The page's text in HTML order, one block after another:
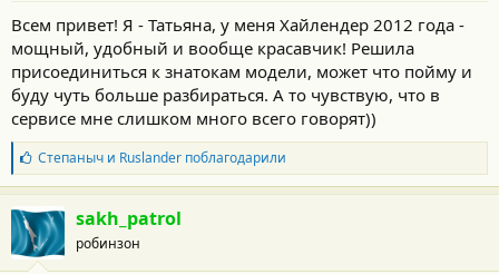
м
ы
а
л
а
Всем привет! Я - Татьяна, у меня Хайлендер 2012 года -
мощный, удобный и вообще красавчик! Решила
присоединиться к знатокам модели, может что пойму и
буду чуть больше разбираться. А то чувствую, что в
сервисе мне слишком много всего говорят))
Б
л
а
г
о
д
а
Степанычи Ruslanderпоблагодарили
sakh_patrol
робинзон